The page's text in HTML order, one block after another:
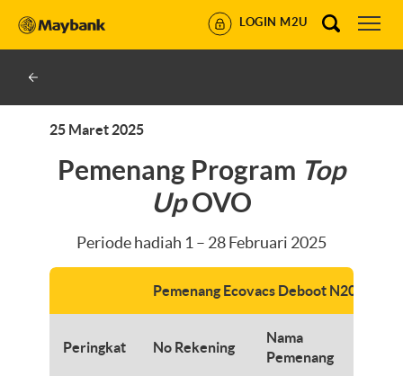
LOGIN M2U
25 Maret 2025
Pemenang Program Top
UpOVO
Periode hadiah 1 – 28 Februari 2025
Pemenang Ecovacs Deboot N20 Pro
Peringkat No Rekening
Nama
Pemenang